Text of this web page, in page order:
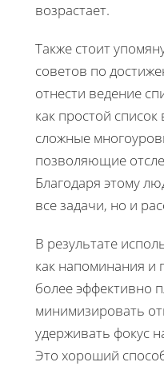
возрастает.
Также стоит
советов по
отнести ведение
как простой
сложные
позволяющие
Благодаря этому
все задачи, но и
В результате
как напоминания
более эффективно
минимизировать
удерживать фокус
Это хороший